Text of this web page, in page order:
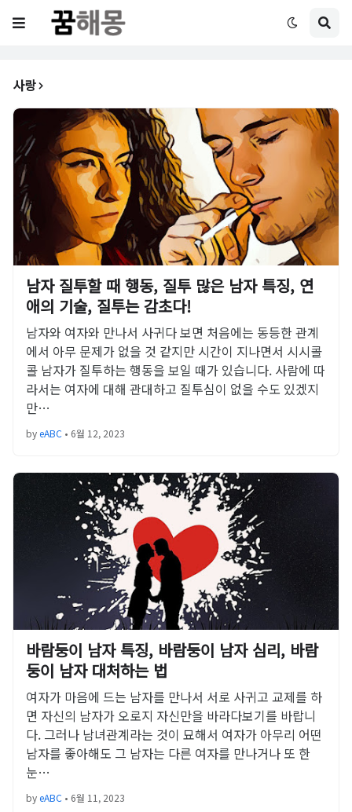
사랑
남자 질투할 때 행동, 질투 많은 남자 특징, 연
애의 기술, 질투는 감초다!
남자와 여자와 만나서 사귀다 보면 처음에는 동등한 관계
에서 아무 문제가 없을 것 같지만 시간이 지나면서 시시콜
콜 남자가 질투하는 행동을 보일 때가 있습니다. 사람에 따
라서는 여자에 대해 관대하고 질투심이 없을 수도 있겠지
만…
byeABC • 6월 12, 2023
바람둥이 남자 특징, 바람둥이 남자 심리, 바람
둥이 남자 대처하는 법
여자가 마음에 드는 남자를 만나서 서로 사귀고 교제를 하
면 자신의 남자가 오로지 자신만을 바라다보기를 바랍니
다. 그러나 남녀관계라는 것이 묘해서 여자가 아무리 어떤
남자를 좋아해도 그 남자는 다른 여자를 만나거나 또 한
눈…
byeABC • 6월 11, 2023